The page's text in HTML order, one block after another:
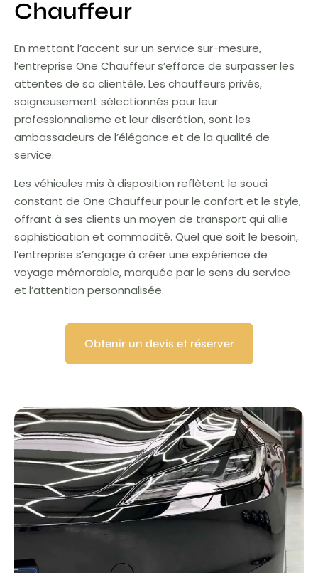
Chauffeur
En mettant l’accent sur un service sur-mesure,
l’entreprise One Chauffeur s’efforce de surpasser les
attentes de sa clientèle. Les chauffeurs privés,
soigneusement sélectionnés pour leur
professionnalisme et leur discrétion, sont les
ambassadeurs de l’élégance et de la qualité de
service.
Les véhicules mis à disposition reflètent le souci
constant de One Chauffeur pour le confort et le style,
offrant à ses clients un moyen de transport qui allie
sophistication et commodité. Quel que soit le besoin,
l’entreprise s’engage à créer une expérience de
voyage mémorable, marquée par le sens du service
et l’attention personnalisée.
Obtenir un devis et réserver